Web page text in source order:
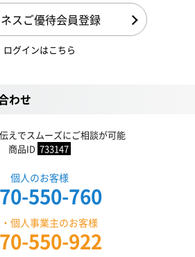
スご優待会員登録
ログインはこちら
わせ
えでスムーズにご相談が可能
商品ID 733147
個人のお客様
550-760
個人事業主のお客様
550-922